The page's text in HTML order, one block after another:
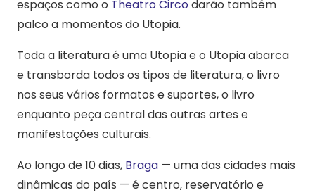
espaços como o Theatro Circodarão também
palco a momentos do Utopia.
Toda a literatura é uma Utopia e o Utopia abarca
e transborda todos os tipos de literatura, o livro
nos seus vários formatos e suportes, o livro
enquanto peça central das outras artes e
manifestações culturais.
Ao longo de 10 dias, Braga — uma das cidades mais
dinâmicas do país — é centro, reservatório e